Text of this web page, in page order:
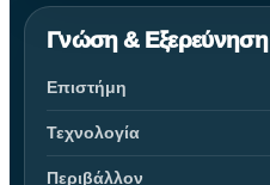
Γνώση & Εξερεύνηση
Επιστήμη
Τεχνολογία
Περιβάλλον